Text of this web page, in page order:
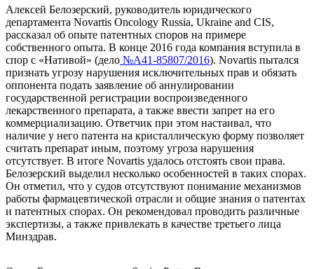
Алексей Белозерский, руководитель юридического
департамента Novartis Oncology Russia, Ukraine and CIS,
рассказал об опыте патентных споров на примере
собственного опыта. В конце 2016 года компания вступила в
спор с «Нативой» (дело №А41-85807/2016). Novartis пытался
признать угрозу нарушения исключительных прав и обязать
оппонента подать заявление об аннулировании
государственной регистрации воспроизведенного
лекарственного препарата, а также ввести запрет на его
коммерциализацию. Ответчик при этом настаивал, что
наличие у него патента на кристаллическую форму позволяет
считать препарат иным, поэтому угроза нарушения
отсутствует. В итоге Novartis удалось отстоять свои права.
Белозерский выделил несколько особенностей в таких спорах.
Он отметил, что у судов отсутствуют понимание механизмов
работы фармацевтической отрасли и общие знания о патентах
и патентных спорах. Он рекомендовал проводить различные
экспертизы, а также привлекать в качестве третьего лица
Минздрав.